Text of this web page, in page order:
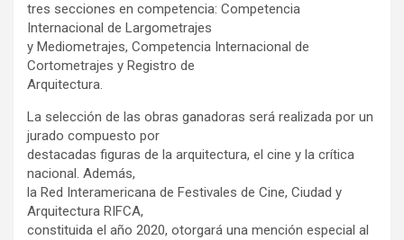
tres secciones en competencia: Competencia
Internacional de Largometrajes
y Mediometrajes, Competencia Internacional de
Cortometrajes y Registro de
Arquitectura.
La selección de las obras ganadoras será realizada por un
jurado compuesto por
destacadas figuras de la arquitectura, el cine y la crítica
nacional. Además,
la Red Interamericana de Festivales de Cine, Ciudad y
Arquitectura RIFCA,
constituida el año 2020, otorgará una mención especial al